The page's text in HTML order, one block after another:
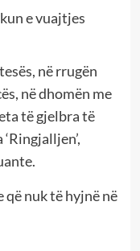
e vuajtjes
në rrugën
në dhomën me
të gjelbra të
që nuk të hyjnë në